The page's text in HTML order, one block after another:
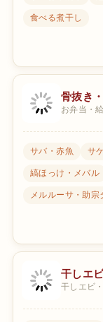
食べる煮干し
骨抜き
お弁当・
サバ・赤魚 サ
縞ほっけ・メバル
メルルーサ・助宗
干しエ
干しエビ